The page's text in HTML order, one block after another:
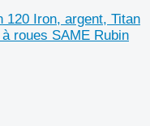
120 Iron, argent, Titan
roues SAME Rubin